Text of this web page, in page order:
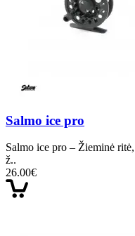
Salmo ice pro
Salmo ice pro – Žieminė
ž..
26.00€